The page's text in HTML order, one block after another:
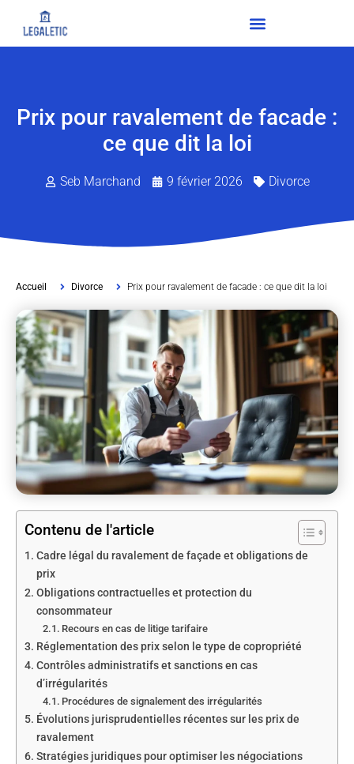
Prix pour ravalement de facade :
ce que dit la loi
Seb Marchand 9 février 2026 Divorce
Accueil Divorce Prix pour ravalement de facade : ce que dit la loi
Contenu de l'article
Cadre légal du ravalement de façade et obligations de
prix
Obligations contractuelles et protection du
consommateur
Recours en cas de litige tarifaire
Réglementation des prix selon le type de copropriété
Contrôles administratifs et sanctions en cas
d’irrégularités
Procédures de signalement des irrégularités
Évolutions jurisprudentielles récentes sur les prix de
ravalement
Stratégies juridiques pour optimiser les négociations